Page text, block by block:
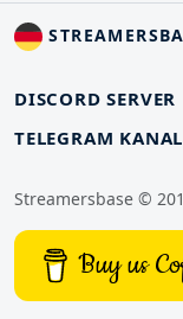
DISCORD SERVER
TELEGRAM KANAL
Streamersbase ©
Buy us